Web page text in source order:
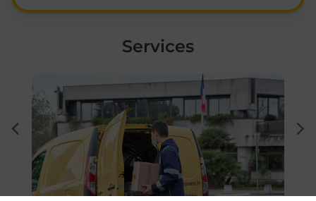
Services
En savoir plus